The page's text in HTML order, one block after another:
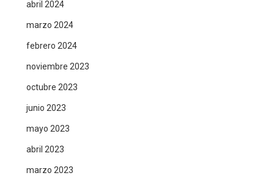
abril 2024
marzo 2024
febrero 2024
noviembre 2023
octubre 2023
junio 2023
mayo 2023
abril 2023
marzo 2023